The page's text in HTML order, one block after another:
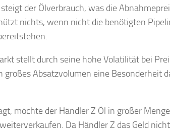
der Ölverbrauch, was die
nichts, wenn nicht die benötigten
stellt durch seine hohe Volatilität bei
großes Absatzvolumen eine Besonderheit
möchte der Händler Z Öl in großer
Da Händler Z das Geld